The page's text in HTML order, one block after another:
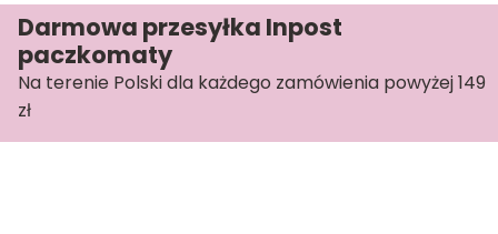
Darmowa przesyłka Inpost
paczkomaty
Na terenie Polski dla każdego zamówienia powyżej 149
zł